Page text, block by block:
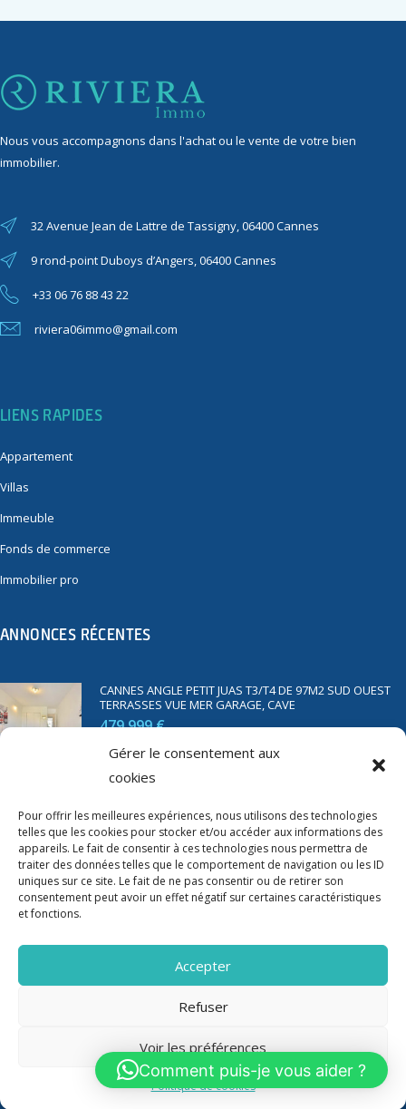
Gérer le consentement aux
cookies
Pour offrir les meilleures expériences, nous utilisons des technologies
telles que les cookies pour stocker et/ou accéder aux informations des
appareils. Le fait de consentir à ces technologies nous permettra de
traiter des données telles que le comportement de navigation ou les ID
uniques sur ce site. Le fait de ne pas consentir ou de retirer son
consentement peut avoir un effet négatif sur certaines caractéristiques
et fonctions.
Accepter
Refuser
Voir les préférences
Politique de cookies
Nous vous accompagnons dans l'achat ou le vente de votre bien
immobilier.
32 Avenue Jean de Lattre de Tassigny, 06400 Cannes
9 rond-point Duboys d’Angers, 06400 Cannes
+33 06 76 88 43 22
riviera06immo@gmail.com
LIENS RAPIDES
Appartement
Villas
Immeuble
Fonds de commerce
Immobilier pro
ANNONCES RÉCENTES
CANNES ANGLE PETIT JUAS T3/T4 DE 97M2 SUD OUEST
TERRASSES VUE MER GARAGE, CAVE
479 999 €
TERRASSE PARKING
350 000 €
2020-2023 Riviera Immo - Tous Droits réservés -Mentions Légales
Comment puis-je vous aider ?